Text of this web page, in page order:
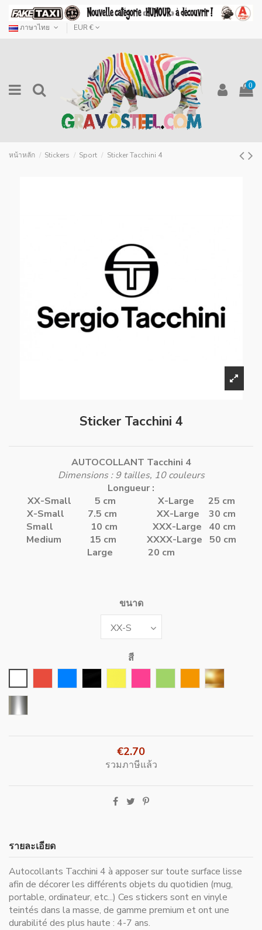
ภาษาไทย EUR €
0
หน้าหลัก Stickers Sport Sticker Tacchini 4
Sticker Tacchini 4
AUTOCOLLANT Tacchini 4
Dimensions : 9 tailles, 10 couleurs
Longueur :
XX-Small 5 cm X-Large 25 cm
X-Small 7.5 cm XX-Large 30 cm
Small 10 cm XXX-Large 40 cm
Medium 15 cm XXXX-Large 50 cm
Large 20 cm
ขนาด
สี
สีส้ม Or
Argent
€2.70
รวมภาษีแล้ว
รายละเอียด
Autocollants Tacchini 4 à apposer sur toute surface lisse
afin de décorer les différents objets du quotidien (mug,
portable, ordinateur, etc...) Ces stickers sont en vinyle
teintés dans la masse, de gamme premium et ont une
durabilité des plus haute : 4-7 ans.